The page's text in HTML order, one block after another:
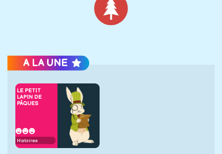
Noël
A LA UNE
LE PETIT
LAPIN DE
PÂQUES
Histoires